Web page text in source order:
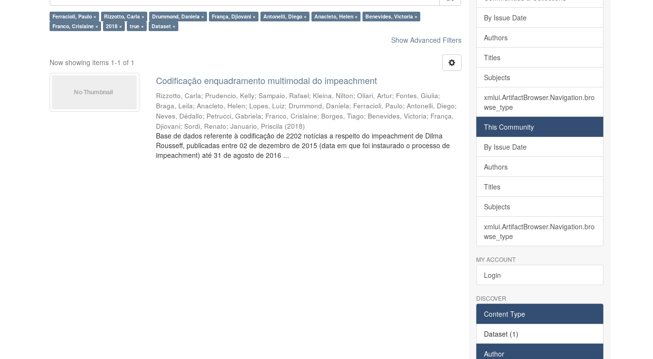
Ferracioli, Paulo × Rizzotto, Carla × Drummond, Daniela × França, Djiovani × Antonelli, Diego × Anacleto, Helen ×
Benevides, Victoria ×
Franco, Crislaine ×
2018 × true × Dataset ×
Show Advanced Filters
Now showing items 1-1 of 1
Codificação enquadramento multimodal do impeachment
Rizzotto, Carla; Prudencio, Kelly;Sampaio, Rafael; Kleina, Nilton;Oliari, Artur; Fontes, Giulia;
Braga, Leila;Anacleto, Helen; Lopes, Luiz; Drummond, Daniela; Ferracioli, Paulo;Antonelli, Diego;
Neves, Dédallo; Petrucci, Gabriela; Franco, Crislaine; Borges, Tiago; Benevides, Victoria; França,
Djiovani;Sordi, Renato;Januario, Priscila (2018)
Base de dados referente à codificação de 2202 notícias a respeito do impeachment de Dilma
Rousseff, publicadas entre 02 de dezembro de 2015 (data em que foi instaurado o processo de
impeachment) até 31 de agosto de 2016 ...
By Issue Date
Authors
Titles
Subjects
xmlui.ArtifactBrowser.Navigation.bro
wse_type
This Community
By Issue Date
Authors
Titles
Subjects
xmlui.ArtifactBrowser.Navigation.bro
wse_type
MY ACCOUNT
Login
DISCOVER
Content Type
Dataset (1)
Author